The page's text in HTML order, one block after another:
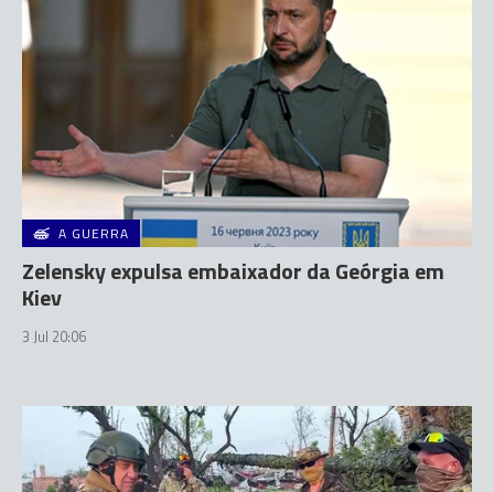
A GUERRA
Zelensky expulsa embaixador da Geórgia em
Kiev
3 Jul 20:06